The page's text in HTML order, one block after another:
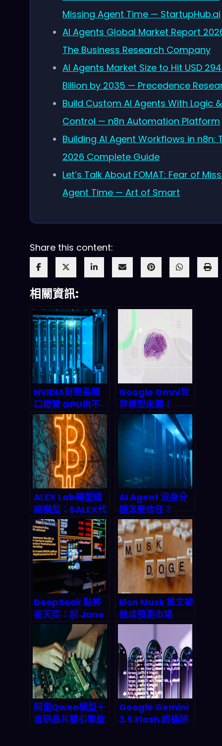
Missing Agent Time — StartupHub.ai
AI Agents Global Market Report
The Business Research Company
AI Agents Market Size to Hit USD
Billion by 2035 — Precedence
Build Custom AI Agents With Logic &
Control — n8n Automation Platform
Building AI Agent Workflows in n8n:
2026 Complete Guide
Let’s Talk About FOMAT: Fear of
Agent Time — Art of Smart
Share this content:
相關資訊:
NVIDIA財務長親
口證實 GPU供不
應求將至少延續至
2027年？深度拆
解AI硬體股與雲端
計價格飆升背後的
供應鏈危機
Google Omni世
界模型來襲！
2026多模態AI影
音創作會徹底翻轉
內容產業嗎？
ALEX Lab轉型通
縮模型：$ALEX代
幣回購燒毀機制與
2026年Stacks生
態價值前景
AI Agent 沒身分
證怎麼信任？
Infoblox與
GoDaddy聯手打
造DNS身份驗證新
標準，終結代理人
偽造與數據污染亂
DeepSeek 點將
崔天奕：前 Jane
Street 量化老兵
執掌 Harness 團
隊，代理式 AI 正
在改寫金融市場的
底層邏輯
Elon Musk 推文被
做成預測市場
2026 爆賺 8 萬美
元：名人社交如何
變成兆美元級金融
賭局
阿里Qwen模型＋
自研晶片雙引擎啟
Google Gemini
3.5 Flash 終極評